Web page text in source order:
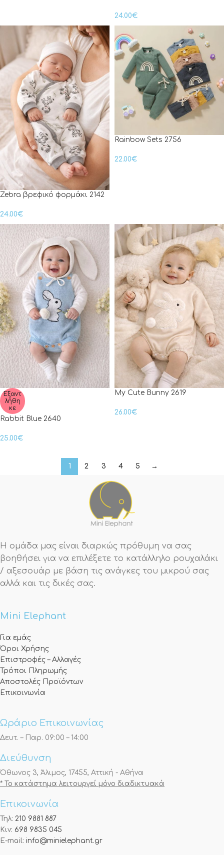
24.00€
Zebra βρεφικό φορμάκι 2142
24.00€
Rainbow Sets 2756
22.00€
Εξαντ
λήθη
κε
Rabbit Blue 2640
25.00€
My Cute Bunny 2619
26.00€
1 2 3 4 5 →
Η ομάδα μας είναι διαρκώς πρόθυμη να σας
βοηθήσει για να επιλέξετε το κατάλληλο ρουχαλάκι
/ αξεσουάρ με βάση τις ανάγκες του μικρού σας
αλλά και τις δικές σας.
Mini Elephant
Για εμάς
Όροι Χρήσης
Επιστροφές – Αλλαγές
Τρόποι Πληρωμής
Αποστολές Προϊόντων
Επικοινωνία
Ωράριο Επικοινωνίας
Δευτ. – Παρ. 09:00 – 14:00
Διεύθυνση
Όθωνος 3, Άλιμος, 17455, Αττική - Αθήνα
* Το κατάστημα λειτουργεί μόνο διαδικτυακά
Επικοινωνία
Τηλ: 210 9881 887
Κιν: 698 9835 045
E-mail: info@minielephant.gr